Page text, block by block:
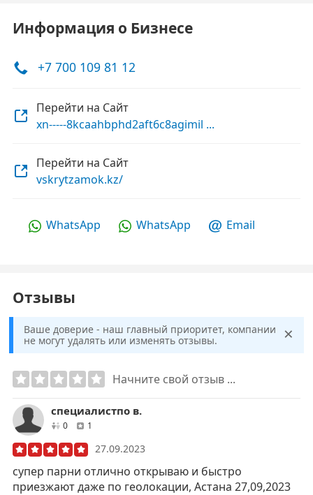
Информация о Бизнесе
+7 700 109 81 12
Перейти на Сайт
xn-----8kcaahbphd2aft6c8agimil ...
Перейти на Сайт
vskrytzamok.kz/
WhatsApp WhatsApp Email
Отзывы
Ваше доверие - наш главный приоритет, компании
не могут удалять или изменять отзывы.
×
Начните свой отзыв ...
специалистпо в.
0друзей1
27.09.2023
супер парни отлично открываю и быстро
приезжают даже по геолокации, Астана 27,09,2023